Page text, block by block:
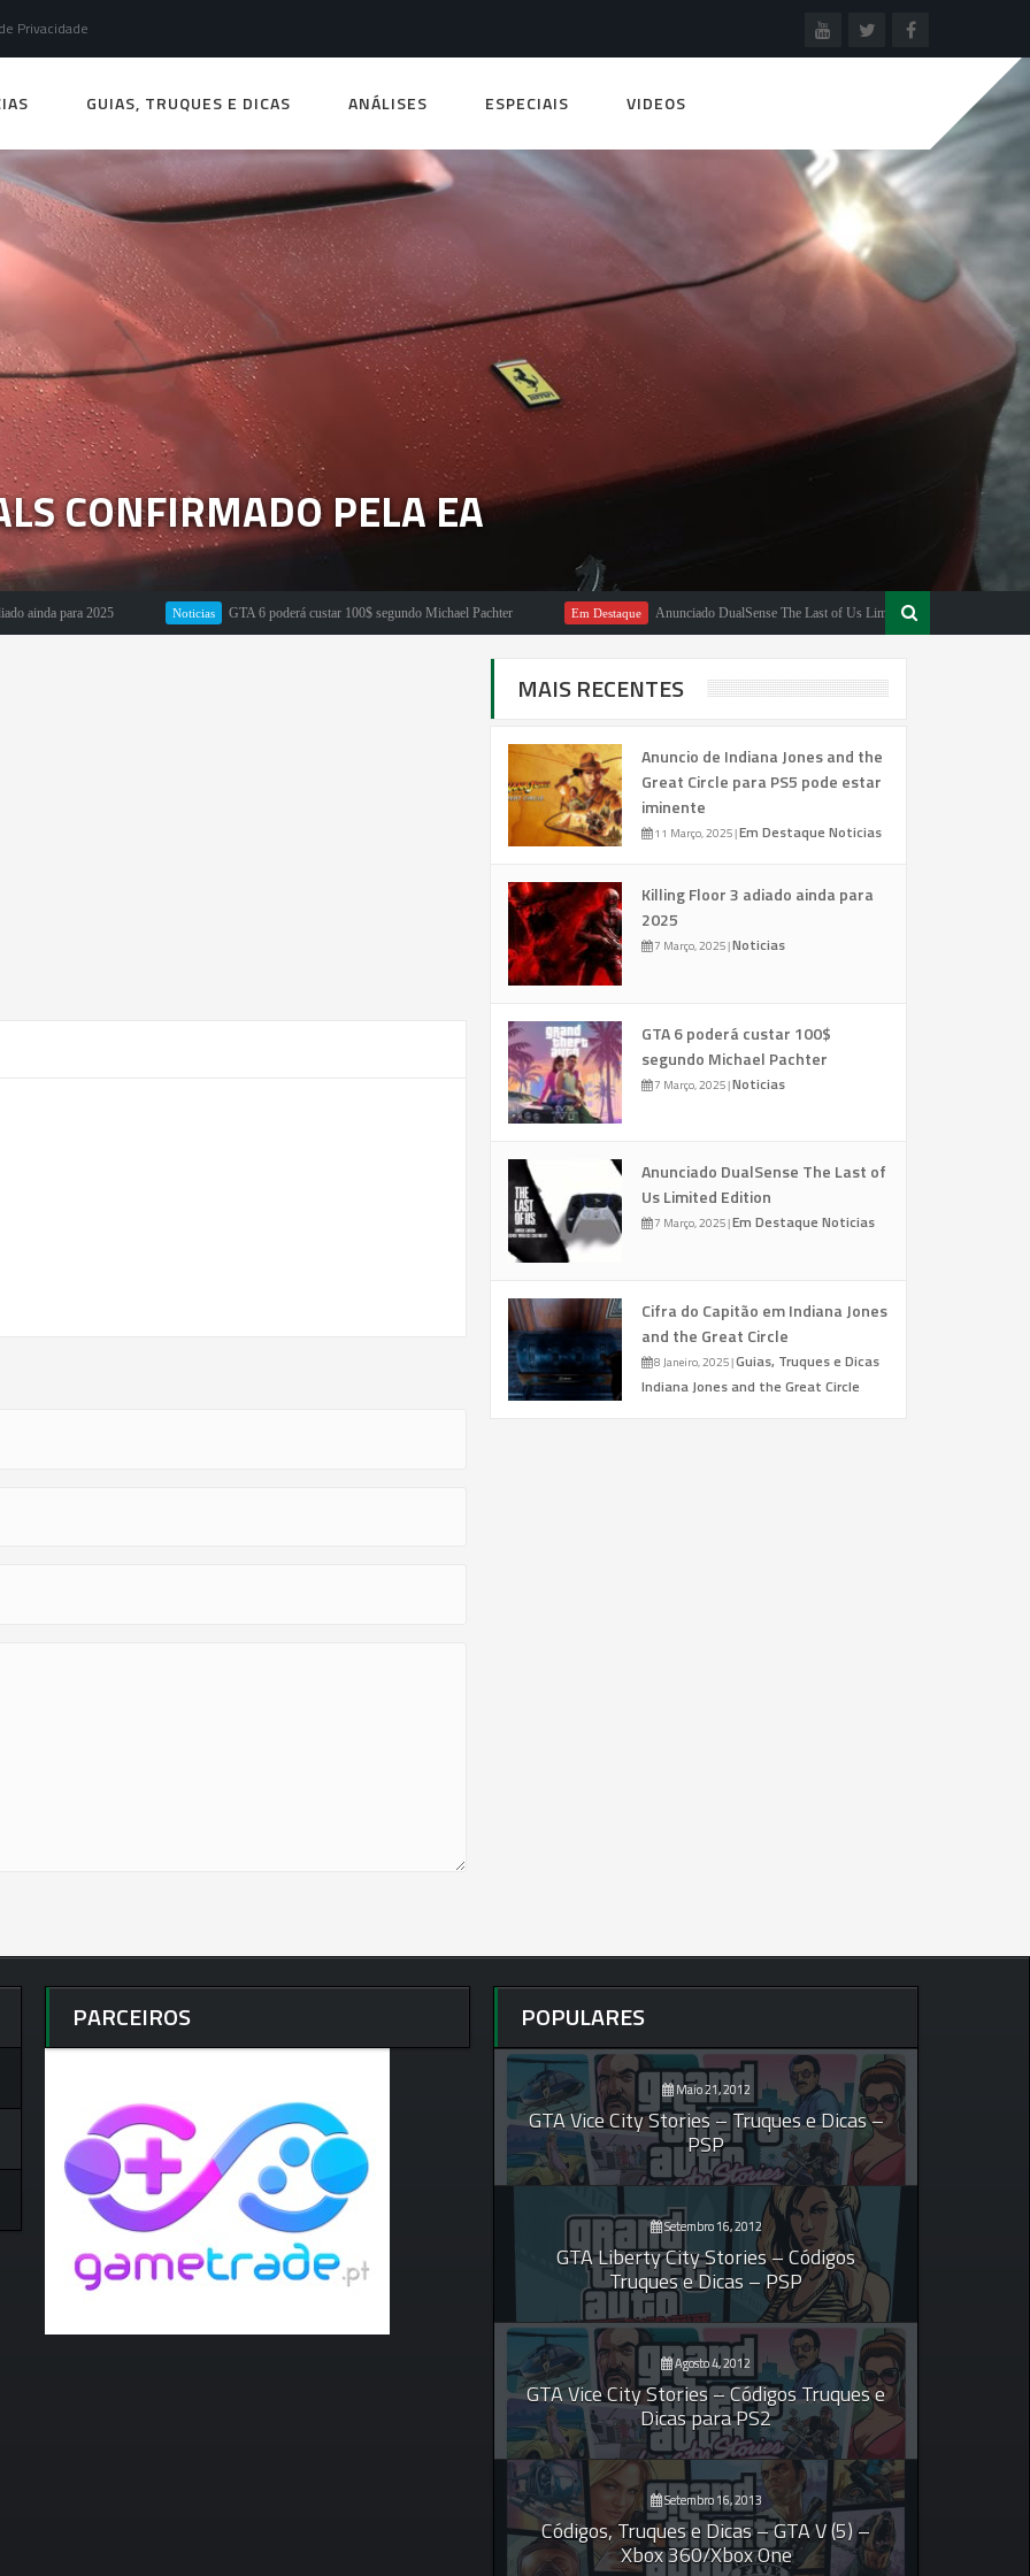
Privacidade
GUIAS, TRUQUES E DICAS ANÁLISES ESPECIAIS VIDEOS
CONFIRMADO PELA EA
para 2025 GTA 6 poderá custar 100$ segundo Michael Pachter Em Destaque Anunciado DualSense The Last of Us Limited Edition
MAIS RECENTES
Anuncio de Indiana Jones and the
Great Circle para PS5 pode estar
iminente
11 Março, 2025|Em Destaque Noticias
Killing Floor 3 adiado ainda para
2025
7 Março, 2025|Noticias
GTA 6 poderá custar 100$
segundo Michael Pachter
7 Março, 2025|Noticias
Anunciado DualSense The Last of
Us Limited Edition
7 Março, 2025|Em Destaque Noticias
Cifra do Capitão em Indiana Jones
and the Great Circle
8 Janeiro, 2025|Guias, Truques e Dicas
Indiana Jones and the Great Circle
PARCEIROS POPULARES
Maio 21, 2012
GTA Vice City Stories – Truques e Dicas –
PSP
Setembro 16, 2012
GTA Liberty City Stories – Códigos
Truques e Dicas – PSP
Agosto 4, 2012
GTA Vice City Stories – Códigos Truques e
Dicas para PS2
Setembro 16, 2013
Códigos, Truques e Dicas – GTA V (5) –
Xbox 360/Xbox One